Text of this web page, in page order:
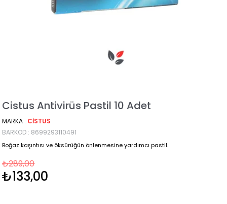
Cistus Antivirüs Pastil 10 Adet
MARKA : CISTUS
BARKOD : 8699293110491
Boğaz kaşıntısı ve öksürüğün önlenmesine yardımcı pastil.
₺289,00
₺133,00